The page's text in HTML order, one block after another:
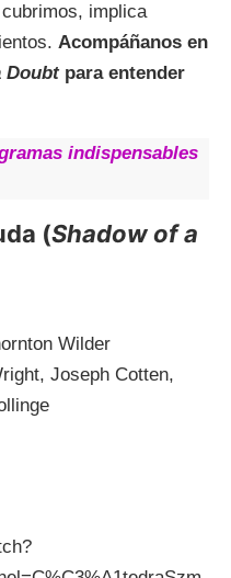
implica
Acompáñanos en
Doubtpara entender
indispensables
(Shadow of a
Wilder
Joseph Cotten,